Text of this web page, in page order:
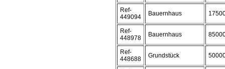
Ref-
449094
Bauernhaus
Ref-
448978
Bauernhaus
Ref-
448688
Grundstück